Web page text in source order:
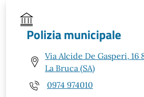
Polizia municipale
Via Alcide De Gasperi, 16
La Bruca (SA)
0974 974010